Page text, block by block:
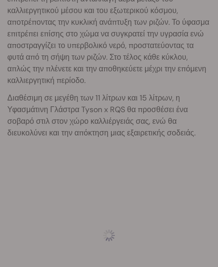
καλλιεργητικού μέσου και του εξωτερικού κόσμου,
αποτρέποντας την κυκλική ανάπτυξη των ριζών. Το ύφασμα
επιτρέπει επίσης στο χώμα να συγκρατεί την υγρασία ενώ
αποστραγγίζει το υπερβολικό νερό, προστατεύοντας τα
φυτά από τη σήψη των ριζών. Στο τέλος κάθε κύκλου,
απλώς την πλένετε και την αποθηκεύετε μέχρι την επόμενη
καλλιεργητική περίοδο.
Διαθέσιμη σε μεγέθη των 11 λίτρων και 15 λίτρων, η
Υφασμάτινη Γλάστρα Tyson x RQS θα προσθέσει ένα
σοβαρό στιλ στον χώρο καλλιέργειάς σας, ενώ θα
διευκολύνει και την απόκτηση μιας εξαιρετικής σοδειάς.